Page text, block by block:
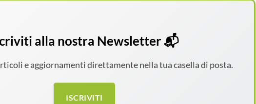
alla nostra Newsletter 📬
e aggiornamenti direttamente nella tua casella di posta.
ISCRIVITI